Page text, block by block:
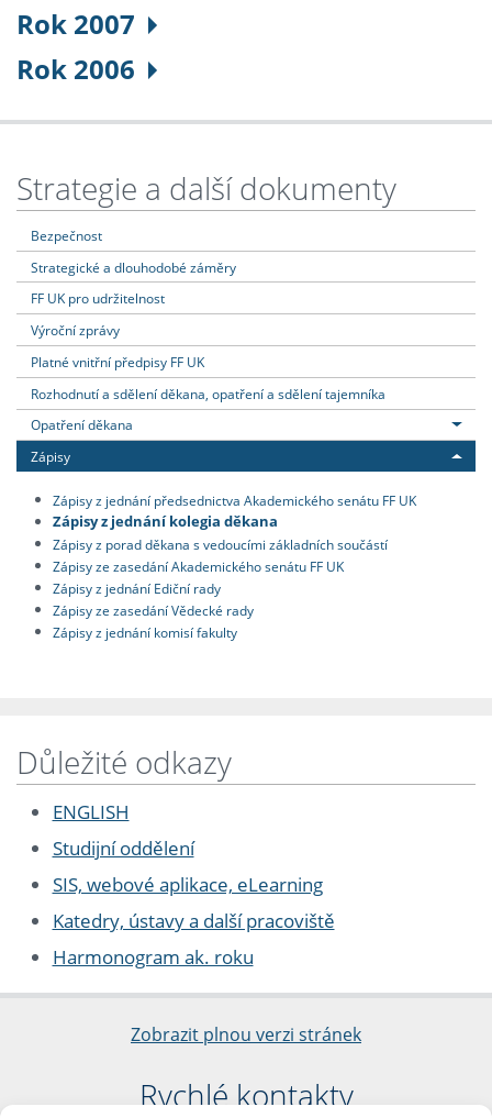
Rok 2007
Rok 2006
Strategie a další dokumenty
Bezpečnost
Strategické a dlouhodobé záměry
FF UK pro udržitelnost
Výroční zprávy
Platné vnitřní předpisy FF UK
Rozhodnutí a sdělení děkana, opatření a sdělení tajemníka
Opatření děkana
Zápisy
Zápisy z jednání předsednictva Akademického senátu FF UK
Zápisy z jednání kolegia děkana
Zápisy z porad děkana s vedoucími základních součástí
Zápisy ze zasedání Akademického senátu FF UK
Zápisy z jednání Ediční rady
Zápisy ze zasedání Vědecké rady
Zápisy z jednání komisí fakulty
Důležité odkazy
ENGLISH
Studijní oddělení
SIS, webové aplikace, eLearning
Katedry, ústavy a další pracoviště
Harmonogram ak. roku
Zobrazit plnou verzi stránek
Rychlé kontakty